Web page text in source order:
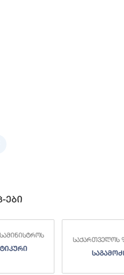
ები
ფინანსთა სამინისტროს
საგამოძიებო სამსახური